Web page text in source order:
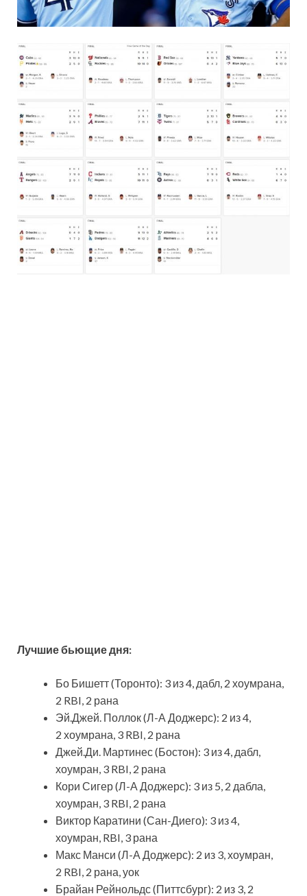
Лучшиебьющиедня:
Бо Бишетт (Торонто): 3 из 4, дабл, 2 хоумрана,
2 RBI, 2 рана
Эй.Джей. Поллок (Л-А Доджерс): 2 из 4,
2 хоумрана, 3 RBI, 2 рана
Джей.Ди. Мартинес (Бостон): 3 из 4, дабл,
хоумран, 3 RBI, 2 рана
Кори Сигер (Л-А Доджерс): 3 из 5, 2 дабла,
хоумран, 3 RBI, 2 рана
Виктор Каратини (Сан-Диего): 3 из 4,
хоумран, RBI, 3 рана
Макс Манси (Л-А Доджерс): 2 из 3, хоумран,
2 RBI, 2 рана, уок
Брайан Рейнольдс (Питтсбург): 2 из 3, 2